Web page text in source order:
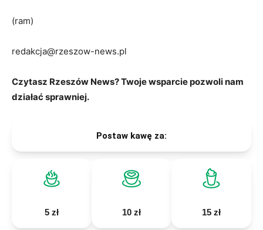
(ram)
redakcja@rzeszow-news.pl
Czytasz Rzeszów News? Twoje wsparcie pozwoli nam
działać sprawniej.
Postaw kawę za:
5 zł 10 zł 15 zł